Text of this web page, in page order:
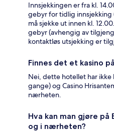
Innsjekkingen er fra kl.
gebyr for tidlig
må sjekke ut innen kl.
gebyr (avhengig av
kontaktløs utsjekking er
Finnes det et kasino
Nei, dette hotellet har ikke
gange) og Casino
nærheten.
Hva kan man gjøre
og i nærheten?